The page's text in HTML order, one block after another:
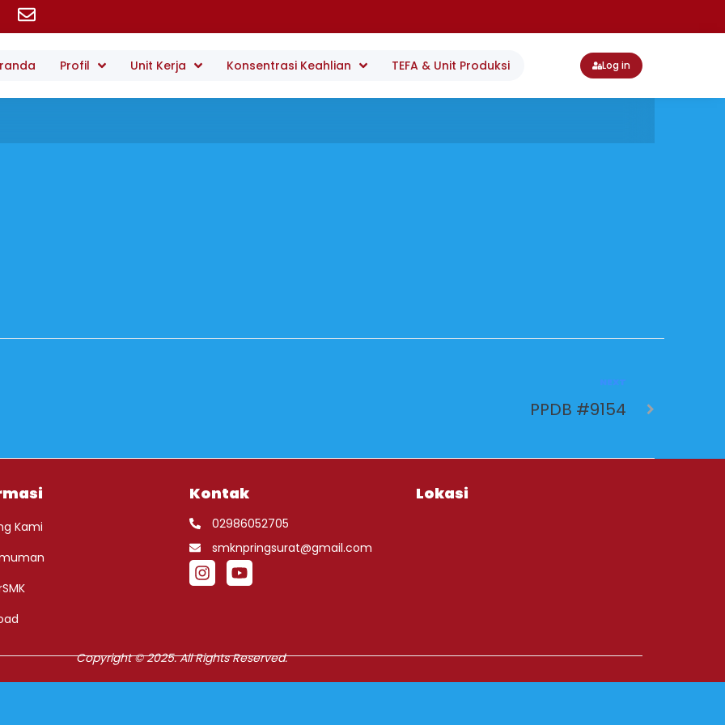
Profil Unit Kerja Konsentrasi Keahlian TEFA & Unit Produksi Log in
PPDB #9154
Kami
Kontak
02986052705
smknpringsurat@gmail.com
Lokasi
Copyright © 2025. All Rights Reserved.